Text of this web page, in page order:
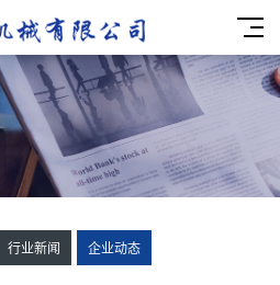
行业新闻 企业动态